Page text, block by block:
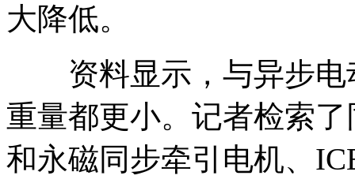
大降低。
资料显示，与异步电
重量都更小。记者检索
和永磁同步牵引电机、